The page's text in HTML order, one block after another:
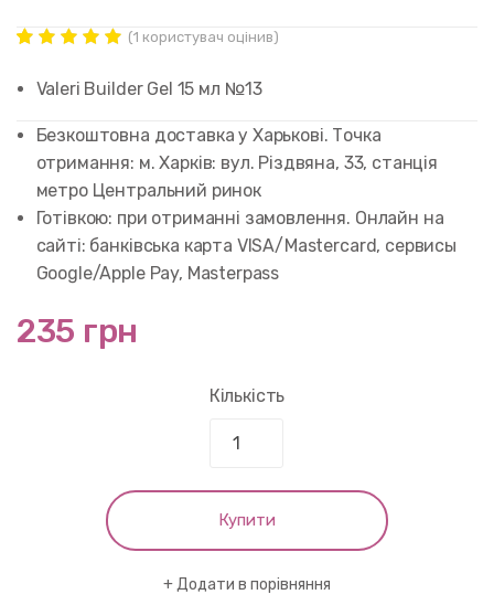
5.00 out of
5 based on
rating
(1 користувач оцінив)
Valeri Builder Gel 15 мл №13
Безкоштовна доставка у Харькові. Точка
отримання: м. Харків: вул. Різдвяна, 33, станція
метро Центральний ринок
Готівкою: при отриманні замовлення. Онлайн на
сайті: банківська карта VISA/Mastercard, сервисы
Google/Apple Pay, Masterpass
235 грн
Кількість
Купити
Додати в порівняння